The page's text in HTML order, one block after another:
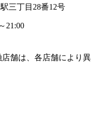
三丁目28番12号
21:00
舗は、各店舗により異